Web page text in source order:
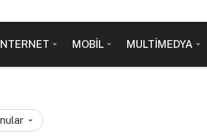
MOBIL MULTIMEDYA